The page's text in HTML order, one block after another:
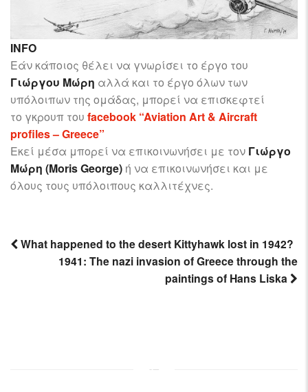
INFO
Εάν κάποιος θέλει να γνωρίσει το έργο του
Γιώργου Μώρη αλλά και το έργο όλων των
υπόλοιπων της ομάδας, μπορεί να επισκεφτεί
το γκρουπ του facebook “Aviation Art & Aircraft
profiles – Greece”
Εκεί μέσα μπορεί να επικοινωνήσει με τον Γιώργο
Μώρη (Moris George) ή να επικοινωνήσει και με
όλους τους υπόλοιπους καλλιτέχνες.
What happened to the desert Kittyhawk lost in 1942?
1941: The nazi invasion of Greece through the
paintings of Hans Liska